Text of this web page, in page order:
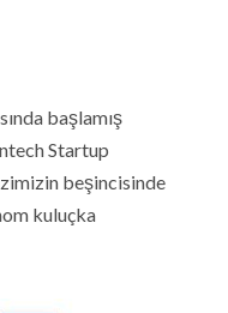
başlamış
Startup
beşincisinde
kuluçka